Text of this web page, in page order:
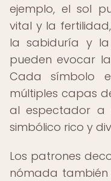
ejemplo, el sol
vital y la
la sabiduría y la
pueden evocar
Cada símbolo
múltiples capas
al espectador a
simbólico rico y
Los patrones
nómada también